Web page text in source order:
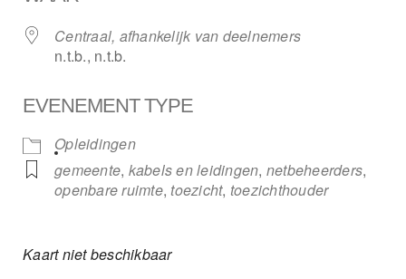
Centraal, afhankelijk van deelnemers
n.t.b., n.t.b.
EVENEMENT TYPE
Opleidingen
gemeente, kabels en leidingen, netbeheerders,
openbare ruimte, toezicht, toezichthouder
Kaart niet beschikbaar